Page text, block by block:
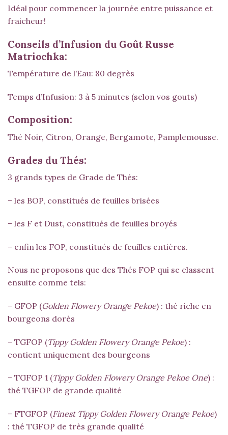
Idéal pour commencer la journée entre puissance et
fraicheur!
Conseils d’Infusion du Goût Russe
Matriochka:
Température de l’Eau: 80 degrès
Temps d’Infusion: 3 à 5 minutes (selon vos gouts)
Composition:
Thé Noir, Citron, Orange, Bergamote, Pamplemousse.
Grades du Thés:
3 grands types de Grade de Thés:
– les BOP, constitués de feuilles brisées
– les F et Dust, constitués de feuilles broyés
– enfin les FOP, constitués de feuilles entières.
Nous ne proposons que des Thés FOP qui se classent
ensuite comme tels:
– GFOP (Golden Flowery Orange Pekoe) : thé riche en
bourgeons dorés
– TGFOP (Tippy Golden Flowery Orange Pekoe) :
contient uniquement des bourgeons
– TGFOP 1 (Tippy Golden Flowery Orange Pekoe One) :
thé TGFOP de grande qualité
– FTGFOP (Finest Tippy Golden Flowery Orange Pekoe)
: thé TGFOP de très grande qualité